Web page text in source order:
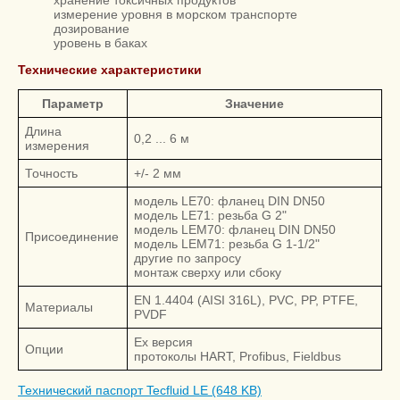
измерение уровня в морском транспорте
дозирование
уровень в баках
Технические характеристики
Параметр
Значение
Длина
измерения
0,2 ... 6 м
Точность +/- 2 мм
Присоединение
модель LE70: фланец DIN DN50
модель LE71: резьба G 2"
модель LEM70: фланец DIN DN50
модель LEM71: резьба G 1-1/2"
другие по запросу
монтаж сверху или сбоку
Материалы
EN 1.4404 (AISI 316L), PVC, PP, PTFE,
PVDF
Опции
Ex версия
протоколы HART, Profibus, Fieldbus
Технический паспорт Tecfluid LE (648 KB)